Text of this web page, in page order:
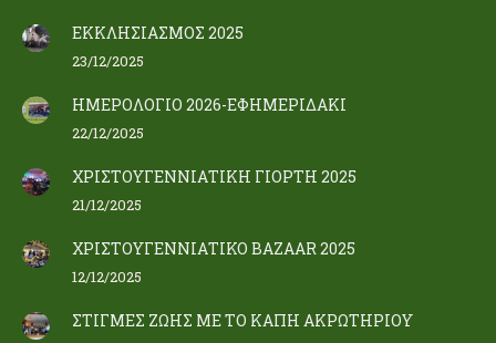
ΕΚΚΛΗΣΙΑΣΜΟΣ 2025
23/12/2025
ΗΜΕΡΟΛΟΓΙΟ 2026-ΕΦΗΜΕΡΙΔΑΚΙ
22/12/2025
ΧΡΙΣΤΟΥΓΕΝΝΙΑΤΙΚΗ ΓΙΟΡΤΗ 2025
21/12/2025
ΧΡΙΣΤΟΥΓΕΝΝΙΑΤΙΚΟ BAZAAR 2025
12/12/2025
ΣΤΙΓΜΕΣ ΖΩΗΣ ΜΕ ΤΟ ΚΑΠΗ ΑΚΡΩΤΗΡΙΟΥ